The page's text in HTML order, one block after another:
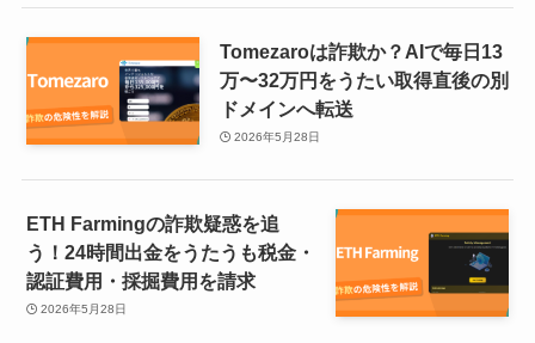
Tomezaroは詐欺か？AIで毎日13
万〜32万円をうたい取得直後の別
ドメインへ転送
2026年5月28日
ETH Farmingの詐欺疑惑を追
う！24時間出金をうたうも税金・
認証費用・採掘費用を請求
2026年5月28日